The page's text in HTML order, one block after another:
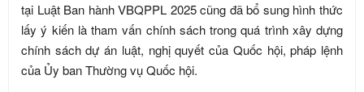
tại Luật Ban hành VBQPPL 2025 cũng đã bổ sung hình thức
lấy ý kiến là tham vấn chính sách trong quá trình xây dựng
chính sách dự án luật, nghị quyết của Quốc hội, pháp lệnh
của Ủy ban Thường vụ Quốc hội.